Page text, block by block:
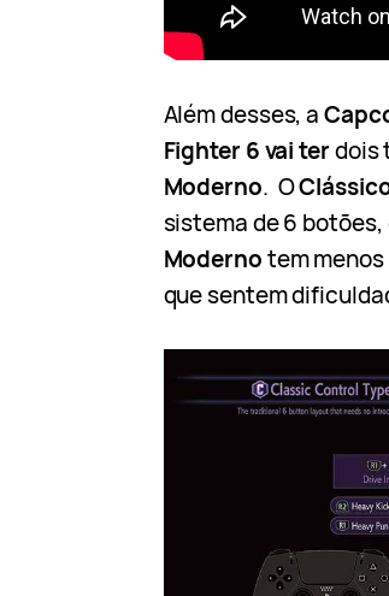
Além desses, a
Fighter 6vai terdois
Moderno. O
sistema de 6 botões,
Modernotem
que sentem